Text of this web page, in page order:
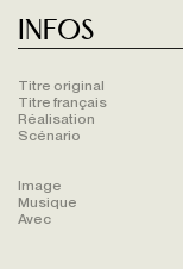
Infos
Titre original
Titre français
Réalisation
Scénario
Image
Musique
Avec